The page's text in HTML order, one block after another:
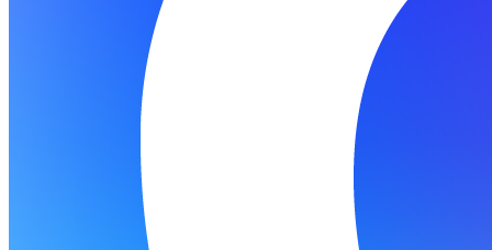
Получи востребованную профессию
Наши менеджеры с радостью подскажут вам о наличии мест в
группах и ответят на все вопросы
Я подтверждаю, что ознакомлен(-а) и согласен(-а) с
Политикой конфиденциальности
Я даю свое согласие на Обработку персональных данных